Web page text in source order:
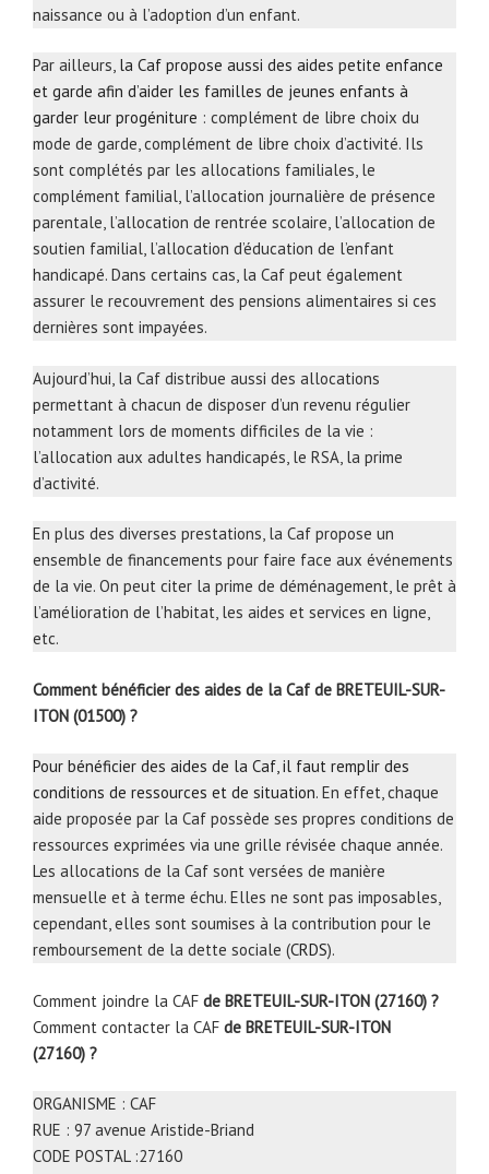
naissance ou à l’adoption d’un enfant.
Par ailleurs, la Caf propose aussi des aides petite enfance
et garde afin d’aider les familles de jeunes enfants à
garder leur progéniture : complément de libre choix du
mode de garde, complément de libre choix d’activité. Ils
sont complétés par les allocations familiales, le
complément familial, l’allocation journalière de présence
parentale, l’allocation de rentrée scolaire, l’allocation de
soutien familial, l’allocation d’éducation de l’enfant
handicapé. Dans certains cas, la Caf peut également
assurer le recouvrement des pensions alimentaires si ces
dernières sont impayées.
Aujourd’hui, la Caf distribue aussi des allocations
permettant à chacun de disposer d’un revenu régulier
notamment lors de moments difficiles de la vie :
l’allocation aux adultes handicapés, le RSA, la prime
d’activité.
En plus des diverses prestations, la Caf propose un
ensemble de financements pour faire face aux événements
de la vie. On peut citer la prime de déménagement, le prêt à
l’amélioration de l’habitat, les aides et services en ligne,
etc.
Comment bénéficier des aides de la Caf de BRETEUIL-SUR-
ITON (01500) ?
Pour bénéficier des aides de la Caf, il faut remplir des
conditions de ressources et de situation. En effet, chaque
aide proposée par la Caf possède ses propres conditions de
ressources exprimées via une grille révisée chaque année.
Les allocations de la Caf sont versées de manière
mensuelle et à terme échu. Elles ne sont pas imposables,
cependant, elles sont soumises à la contribution pour le
remboursement de la dette sociale (CRDS).
Comment joindre la CAF de BRETEUIL-SUR-ITON (27160) ?
Comment contacter la CAF de BRETEUIL-SUR-ITON
(27160) ?
ORGANISME : CAF
RUE : 97 avenue Aristide-Briand
CODE POSTAL :27160